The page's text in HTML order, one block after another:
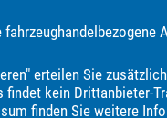
erteilen Sie
kein Drittanbieter-
finden Sie weitere
Maserati Maxus
Zeekr e.GO